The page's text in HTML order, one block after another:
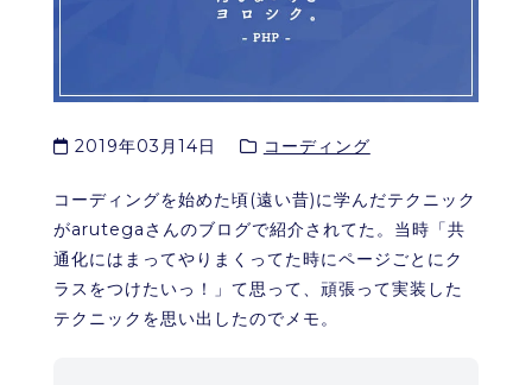
2019年03月14日 コーディング
コーディングを始めた頃(遠い昔)に学んだテクニック
がarutegaさんのブログで紹介されてた。当時「共
通化にはまってやりまくってた時にページごとにク
ラスをつけたいっ！」て思って、頑張って実装した
テクニックを思い出したのでメモ。